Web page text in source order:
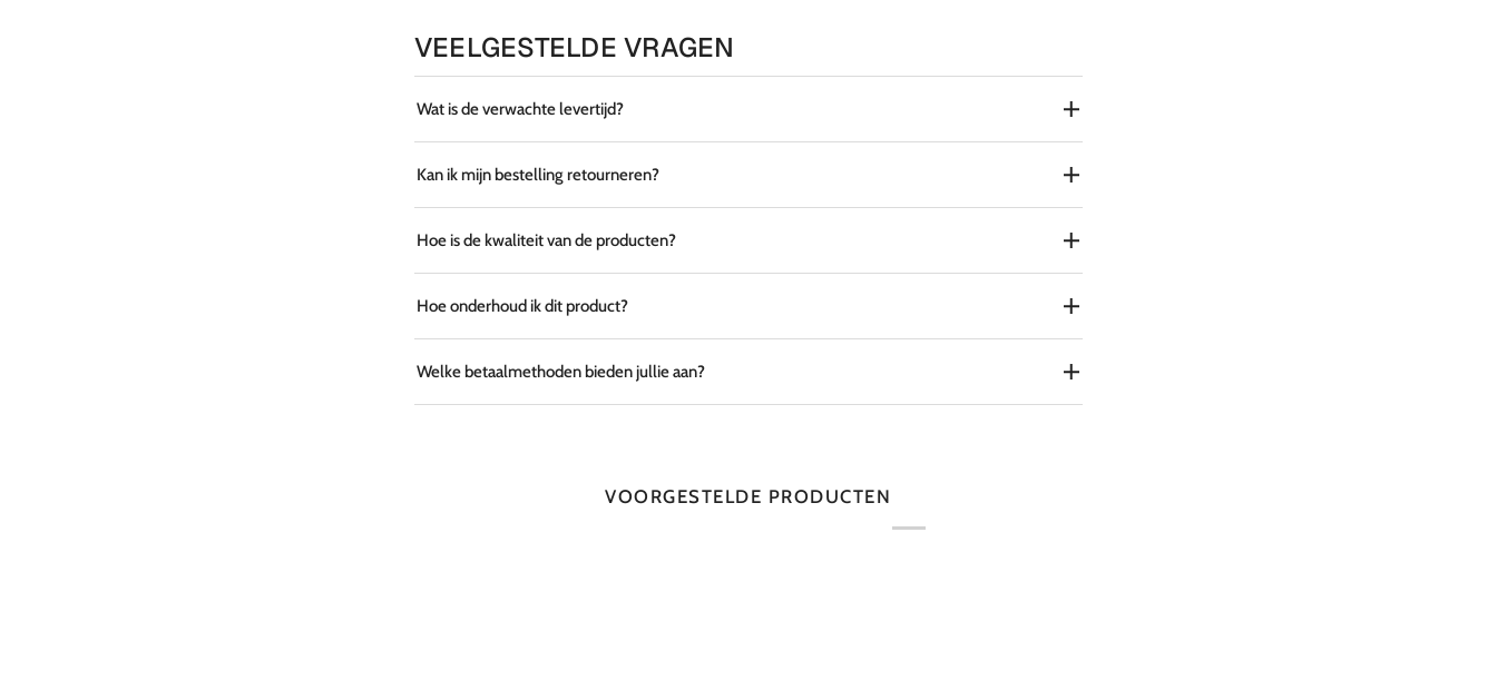
VEELGESTELDE VRAGEN
Wat is de verwachte levertijd?
Kan ik mijn bestelling retourneren?
Hoe is de kwaliteit van de producten?
Hoe onderhoud ik dit product?
Welke betaalmethoden bieden jullie aan?
VOORGESTELDE PRODUCTEN